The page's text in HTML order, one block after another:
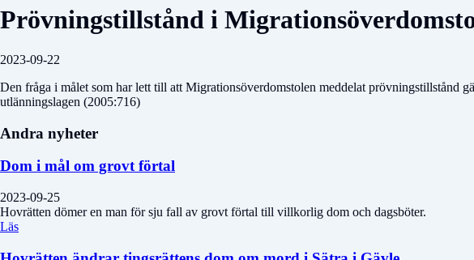
Prövningstillstånd i
2023-09-22
Den fråga i målet som har lett till att Migrationsöverdomstolen meddelat prövningstillstånd
utlänningslagen (2005:716)
Andra nyheter
Dom i mål om grovt förtal
2023-09-25
Hovrätten dömer en man för sju fall av grovt förtal till villkorlig dom och dagsböter.
Läs